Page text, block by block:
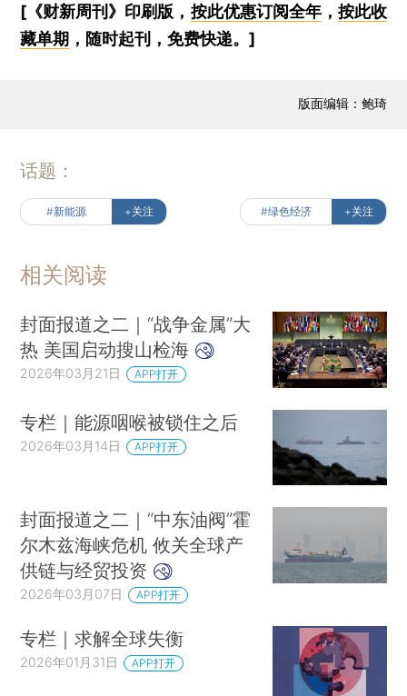
[《财新周刊》印刷版， 按此优惠订阅全年， 按此收
藏单期 ，随时起刊，免费快递。]
版面编辑：鲍琦
话题：
#新能源 +关注 #绿色经济 +关注
相关阅读
封面报道之二｜“战争金属”大
热 美国启动搜山检海
2026年03月21日 APP打开
专栏｜能源咽喉被锁住之后
2026年03月14日 APP打开
封面报道之二｜“中东油阀”霍
尔木兹海峡危机 攸关全球产
供链与经贸投资
2026年03月07日 APP打开
专栏｜求解全球失衡
2026年01月31日 APP打开